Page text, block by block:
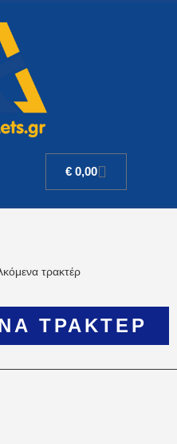
€ 0,00
τρακτέρ
ΤΡΑΚΤΈΡ